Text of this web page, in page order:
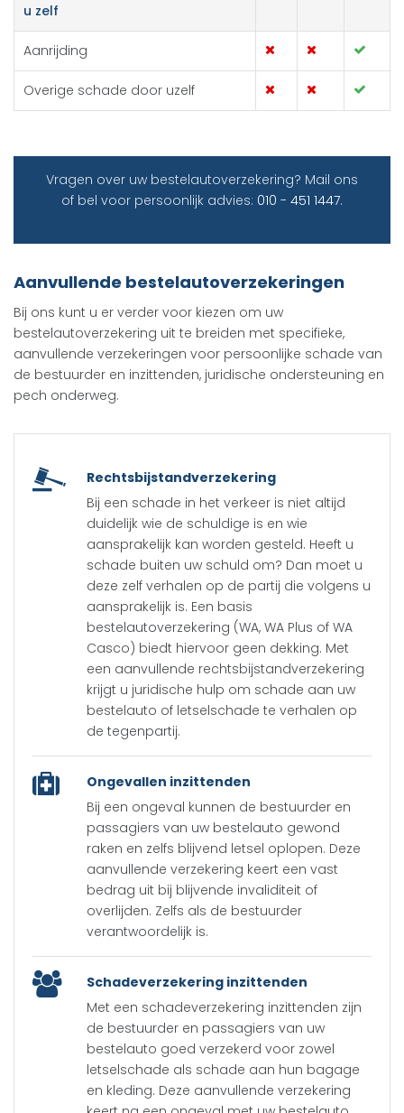
u zelf
Aanrijding
Overige schade door uzelf
Vragen over uw bestelautoverzekering? Mail ons
of bel voor persoonlijk advies: 010 - 451 1447.
Aanvullende bestelautoverzekeringen
Bij ons kunt u er verder voor kiezen om uw
bestelautoverzekering uit te breiden met specifieke,
aanvullende verzekeringen voor persoonlijke schade van
de bestuurder en inzittenden, juridische ondersteuning en
pech onderweg.
Rechtsbijstandverzekering
Bij een schade in het verkeer is niet altijd
duidelijk wie de schuldige is en wie
aansprakelijk kan worden gesteld. Heeft u
schade buiten uw schuld om? Dan moet u
deze zelf verhalen op de partij die volgens u
aansprakelijk is. Een basis
bestelautoverzekering (WA, WA Plus of WA
Casco) biedt hiervoor geen dekking. Met
een aanvullende rechtsbijstandverzekering
krijgt u juridische hulp om schade aan uw
bestelauto of letselschade te verhalen op
de tegenpartij.
Ongevallen inzittenden
Bij een ongeval kunnen de bestuurder en
passagiers van uw bestelauto gewond
raken en zelfs blijvend letsel oplopen. Deze
aanvullende verzekering keert een vast
bedrag uit bij blijvende invaliditeit of
overlijden. Zelfs als de bestuurder
verantwoordelijk is.
Schadeverzekering inzittenden
Met een schadeverzekering inzittenden zijn
de bestuurder en passagiers van uw
bestelauto goed verzekerd voor zowel
letselschade als schade aan hun bagage
en kleding. Deze aanvullende verzekering